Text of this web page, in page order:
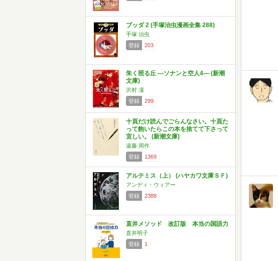
ブッダ 2 (手塚治虫漫画全集 288)
手塚 治虫
登録
203
朱く照る丘 ―ソナンと空人4― (新潮
文庫)
沢村 凜
登録
299
十頁だけ読んでごらんなさい。十頁た
って飽いたらこの本を捨てて下さって
宜しい。 (新潮文庫)
遠藤 周作
登録
1369
アルテミス（上） (ハヤカワ文庫ＳＦ)
アンディ・ウィアー
登録
2388
直井メソッド 改訂版 本当の国語力
直井明子
登録
1